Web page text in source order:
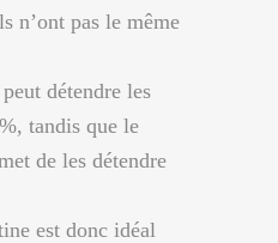
n’ont pas le même
détendre les
tandis que le
de les détendre
est donc idéal